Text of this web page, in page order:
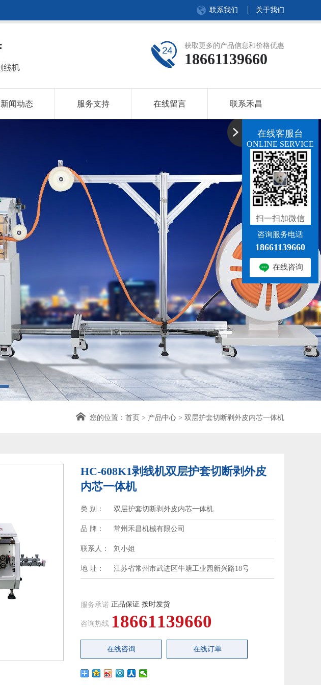
联系我们 关于我们
获取更多的产品信息和价格优惠
18661139660
新闻动态 服务支持 在线留言 联系禾昌
您的位置： 首页 > 产品中心 > 双层护套切断剥外皮内芯一体机
HC-608K1剥线机双层护套切断剥外皮
内芯一体机
类 别： 双层护套切断剥外皮内芯一体机
品 牌： 常州禾昌机械有限公司
联系人： 刘小姐
地 址： 江苏省常州市武进区牛塘工业园新兴路18号
服务承诺 正品保证 按时发货
咨询热线 18661139660
在线咨询 在线订单
在线客服台
ONLINE SERVICE
扫一扫加微信
咨询服务电话
18661139660
在线咨询